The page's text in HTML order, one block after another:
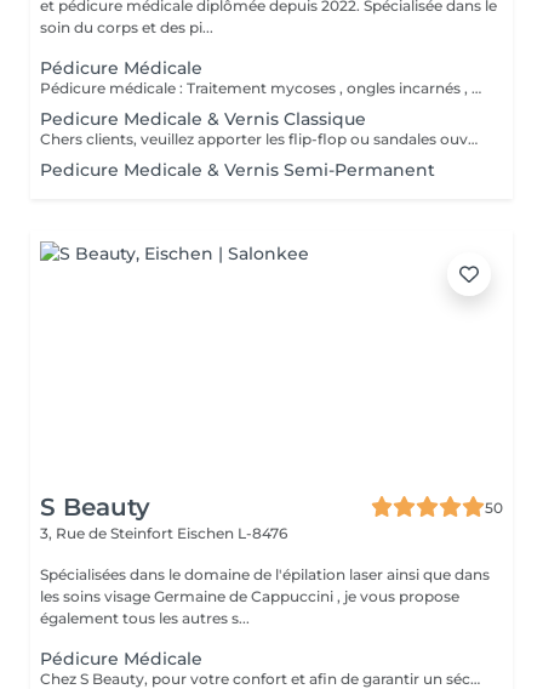
et pédicure médicale diplômée depuis 2022. Spécialisée dans le
soin du corps et des pi...
Pédicure Médicale
Pédicure médicale : Traitement mycoses , ongles incarnés , corrections des ongles en plicature , ongles en tuile de provence , en volute, durillons, cors ,callosités, crevasses, pied d'athlète et tous les affections. Le prix varie en fonction du problème.
Pedicure Medicale & Vernis Classique
Chers clients, veuillez apporter les flip-flop ou sandales ouvertes pour pose de verniz classique.
Pedicure Medicale & Vernis Semi-Permanent
S Beauty
50
3, Rue de Steinfort Eischen L-8476
Spécialisées dans le domaine de l'épilation laser ainsi que dans
les soins visage Germaine de Cappuccini , je vous propose
également tous les autres s...
Pédicure Médicale
Chez S Beauty, pour votre confort et afin de garantir un séchage parfait du vernis classique, nous vous conseillons de venir muni(e) de tongs ou de chaussures ouvertes lors de votre rendez-vous.